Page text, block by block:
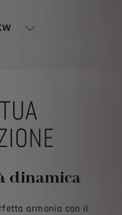
dinamica
armonia con il